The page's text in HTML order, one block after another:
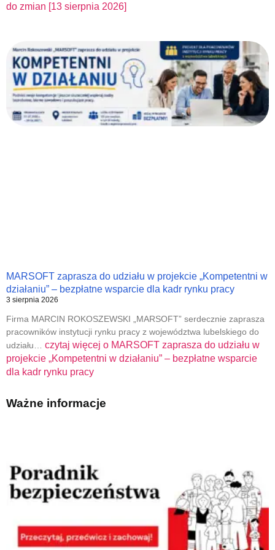
do zmian [13 sierpnia 2026]
MARSOFT zaprasza do udziału w projekcie „Kompetentni w
działaniu” – bezpłatne wsparcie dla kadr rynku pracy
3 sierpnia 2026
Firma MARCIN ROKOSZEWSKI „MARSOFT” serdecznie zaprasza
pracowników instytucji rynku pracy z województwa lubelskiego do
udziału… czytaj więcej o MARSOFT zaprasza do udziału w
projekcie „Kompetentni w działaniu” – bezpłatne wsparcie
dla kadr rynku pracy
Ważne informacje